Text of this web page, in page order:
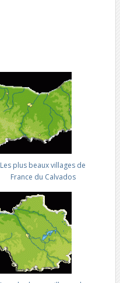
Les plus beaux villages de
France du Calvados